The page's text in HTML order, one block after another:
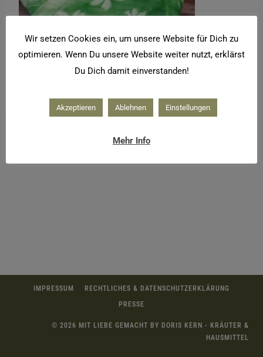
IMPRESSUM
RECHTLICHES & DATENSCHUTZERKLÄRUNG
PRESSE
© 2026 MIT LIEBE GEMACHT BY DORIS KERN - KRÄUTER &
HAUSMITTEL
Wir setzen Cookies ein, um unsere Website für Dich zu
optimieren. Wenn Du unsere Website weiter nutzt, erklärst
Du Dich damit einverstanden!
Akzeptieren Ablehnen Einstellungen
Mehr Info